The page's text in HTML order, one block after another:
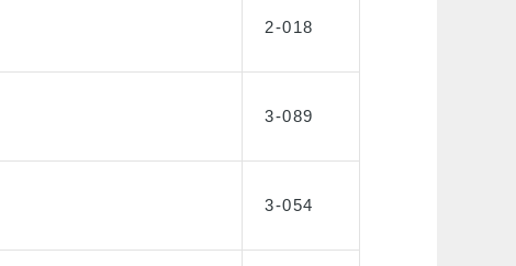
2-018
3-089
3-054